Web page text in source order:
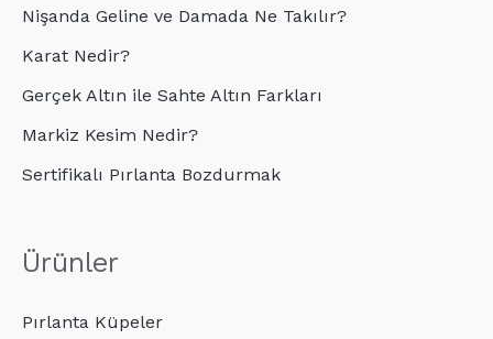
Nişanda Geline ve Damada Ne Takılır?
Karat Nedir?
Gerçek Altın ile Sahte Altın Farkları
Markiz Kesim Nedir?
Sertifikalı Pırlanta Bozdurmak
Ürünler
Pırlanta Küpeler